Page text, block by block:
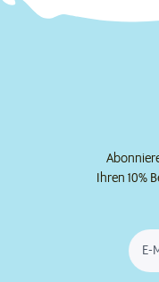
Ihren 10%
E-